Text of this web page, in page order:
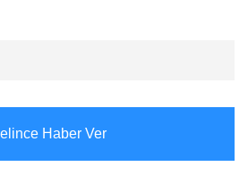
Haber Ver